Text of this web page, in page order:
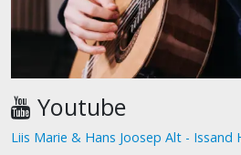
Youtube
Liis Marie & Hans Joosep Alt - Issand